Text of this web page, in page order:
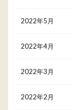
2022年5月
2022年4月
2022年3月
2022年2月